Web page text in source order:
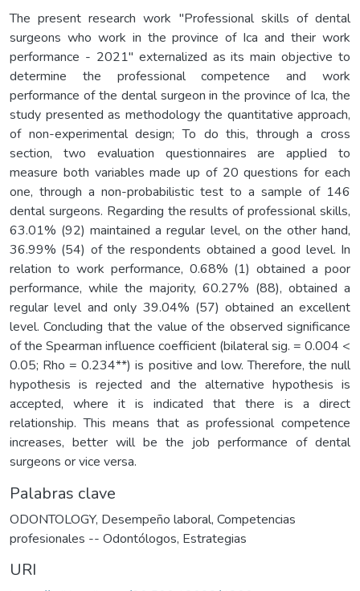
The present research work "Professional skills of dental
surgeons who work in the province of Ica and their work
performance - 2021" externalized as its main objective to
determine the professional competence and work
performance of the dental surgeon in the province of Ica, the
study presented as methodology the quantitative approach,
of non-experimental design; To do this, through a cross
section, two evaluation questionnaires are applied to
measure both variables made up of 20 questions for each
one, through a non-probabilistic test to a sample of 146
dental surgeons. Regarding the results of professional skills,
63.01% (92) maintained a regular level, on the other hand,
36.99% (54) of the respondents obtained a good level. In
relation to work performance, 0.68% (1) obtained a poor
performance, while the majority, 60.27% (88), obtained a
regular level and only 39.04% (57) obtained an excellent
level. Concluding that the value of the observed significance
of the Spearman influence coefficient (bilateral sig. = 0.004 <
0.05; Rho = 0.234**) is positive and low. Therefore, the null
hypothesis is rejected and the alternative hypothesis is
accepted, where it is indicated that there is a direct
relationship. This means that as professional competence
increases, better will be the job performance of dental
surgeons or vice versa.
Palabras clave
ODONTOLOGY, Desempeño laboral, Competencias
profesionales -- Odontólogos, Estrategias
URI